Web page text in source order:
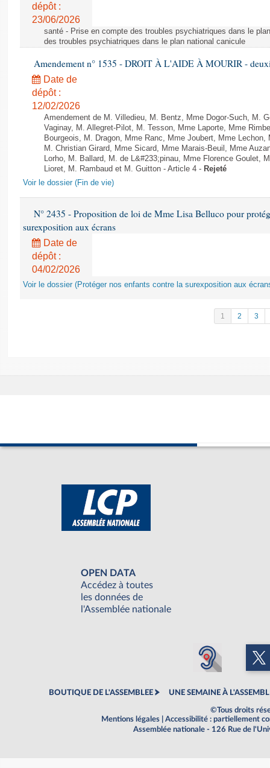
dépôt :
23/06/2026
santé - Prise en compte des troubles psychiatriques dans le
des troubles psychiatriques dans le plan national canicule
Amendement n° 1535 - DROIT À L'AIDE À MOURIR -
Date de
dépôt :
12/02/2026
Amendement de M. Villedieu, M. Bentz, Mme Dogor-Such, M.
Vaginay, M. Allegret-Pilot, M. Tesson, Mme Laporte, Mme
Bourgeois, M. Dragon, Mme Ranc, Mme Joubert, Mme
M. Christian Girard, Mme Sicard, Mme Marais-Beuil, Mme
Lorho, M. Ballard, M. de L&#233;pinau, Mme Florence Goulet,
Lioret, M. Rambaud et M. Guitton - Article 4 - Rejeté
Voir le dossier (Fin de vie)
N° 2435 - Proposition de loi de Mme Lisa Belluco pour
surexposition aux écrans
Date de
dépôt :
04/02/2026
Voir le dossier (Protéger nos enfants contre la surexposition aux
1 2 3
OPEN DATA
Accédez à toutes
les données de
l'Assemblée nationale
BOUTIQUE DE L'ASSEMBLEE UNE SEMAINE À
©Tous droits
Mentions légales
Accessibilité : partiellement
Assemblée nationale - 126 Rue de